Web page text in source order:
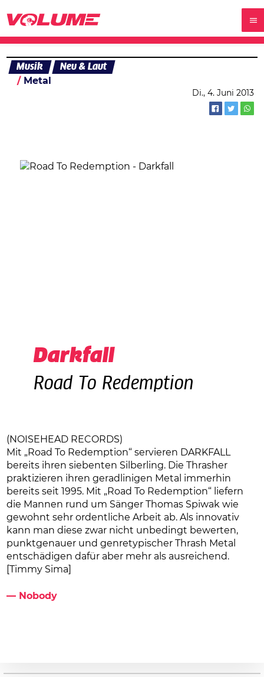
Musik
Neu & Laut
Metal
Di., 4. Juni 2013
Darkfall
Road To Redemption
(NOISEHEAD RECORDS)
Mit „Road To Redemption“ servieren DARKFALL
bereits ihren siebenten Silberling. Die Thrasher
praktizieren ihren geradlinigen Metal immerhin
bereits seit 1995. Mit „Road To Redemption“ liefern
die Mannen rund um Sänger Thomas Spiwak wie
gewohnt sehr ordentliche Arbeit ab. Als innovativ
kann man diese zwar nicht unbedingt bewerten,
punktgenauer und genretypischer Thrash Metal
entschädigen dafür aber mehr als ausreichend.
[Timmy Sima]
— Nobody